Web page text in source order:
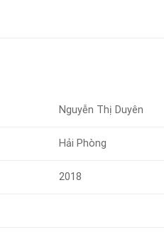
Nguyễn Thị Duyên
Hải Phòng
2018